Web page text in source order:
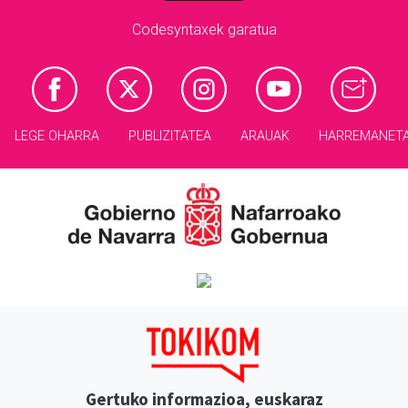
Codesyntaxek garatua
LEGE OHARRA PUBLIZITATEA ARAUAK
Gertuko informazioa, euskaraz